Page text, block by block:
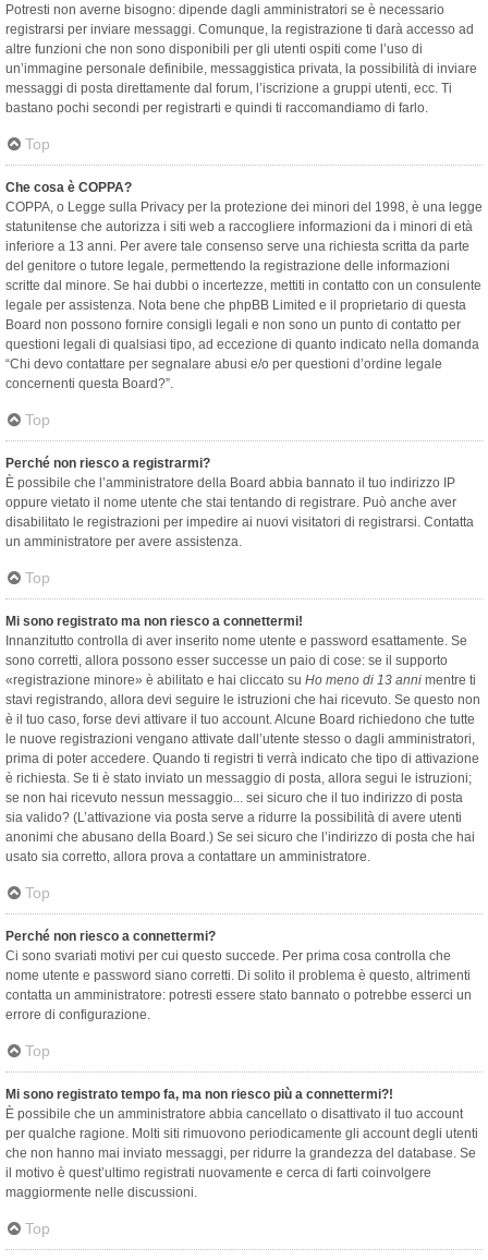
Potresti non averne bisogno: dipende dagli amministratori se è necessario
registrarsi per inviare messaggi. Comunque, la registrazione ti darà accesso ad
altre funzioni che non sono disponibili per gli utenti ospiti come l’uso di
un’immagine personale definibile, messaggistica privata, la possibilità di inviare
messaggi di posta direttamente dal forum, l’iscrizione a gruppi utenti, ecc. Ti
bastano pochi secondi per registrarti e quindi ti raccomandiamo di farlo.
Top
Che cosa è COPPA?
COPPA, o Legge sulla Privacy per la protezione dei minori del 1998, è una legge
statunitense che autorizza i siti web a raccogliere informazioni da i minori di età
inferiore a 13 anni. Per avere tale consenso serve una richiesta scritta da parte
del genitore o tutore legale, permettendo la registrazione delle informazioni
scritte dal minore. Se hai dubbi o incertezze, mettiti in contatto con un consulente
legale per assistenza. Nota bene che phpBB Limited e il proprietario di questa
Board non possono fornire consigli legali e non sono un punto di contatto per
questioni legali di qualsiasi tipo, ad eccezione di quanto indicato nella domanda
“Chi devo contattare per segnalare abusi e/o per questioni d’ordine legale
concernenti questa Board?”.
Top
Perché non riesco a registrarmi?
È possibile che l’amministratore della Board abbia bannato il tuo indirizzo IP
oppure vietato il nome utente che stai tentando di registrare. Può anche aver
disabilitato le registrazioni per impedire ai nuovi visitatori di registrarsi. Contatta
un amministratore per avere assistenza.
Top
Mi sono registrato ma non riesco a connettermi!
Innanzitutto controlla di aver inserito nome utente e password esattamente. Se
sono corretti, allora possono esser successe un paio di cose: se il supporto
«registrazione minore» è abilitato e hai cliccato su Ho meno di 13 anni mentre ti
stavi registrando, allora devi seguire le istruzioni che hai ricevuto. Se questo non
è il tuo caso, forse devi attivare il tuo account. Alcune Board richiedono che tutte
le nuove registrazioni vengano attivate dall’utente stesso o dagli amministratori,
prima di poter accedere. Quando ti registri ti verrà indicato che tipo di attivazione
è richiesta. Se ti è stato inviato un messaggio di posta, allora segui le istruzioni;
se non hai ricevuto nessun messaggio... sei sicuro che il tuo indirizzo di posta
sia valido? (L’attivazione via posta serve a ridurre la possibilità di avere utenti
anonimi che abusano della Board.) Se sei sicuro che l’indirizzo di posta che hai
usato sia corretto, allora prova a contattare un amministratore.
Top
Perché non riesco a connettermi?
Ci sono svariati motivi per cui questo succede. Per prima cosa controlla che
nome utente e password siano corretti. Di solito il problema è questo, altrimenti
contatta un amministratore: potresti essere stato bannato o potrebbe esserci un
errore di configurazione.
Top
Mi sono registrato tempo fa, ma non riesco più a connettermi?!
È possibile che un amministratore abbia cancellato o disattivato il tuo account
per qualche ragione. Molti siti rimuovono periodicamente gli account degli utenti
che non hanno mai inviato messaggi, per ridurre la grandezza del database. Se
il motivo è quest’ultimo registrati nuovamente e cerca di farti coinvolgere
maggiormente nelle discussioni.
Top